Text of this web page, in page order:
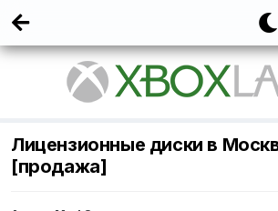
Лицензионные диски в
[продажа]